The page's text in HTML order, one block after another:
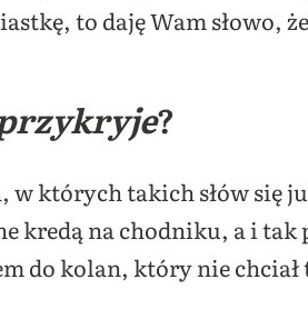
to daję Wam słowo,
?
w których takich słów się
kredą na chodniku, a i tak
do kolan, który nie